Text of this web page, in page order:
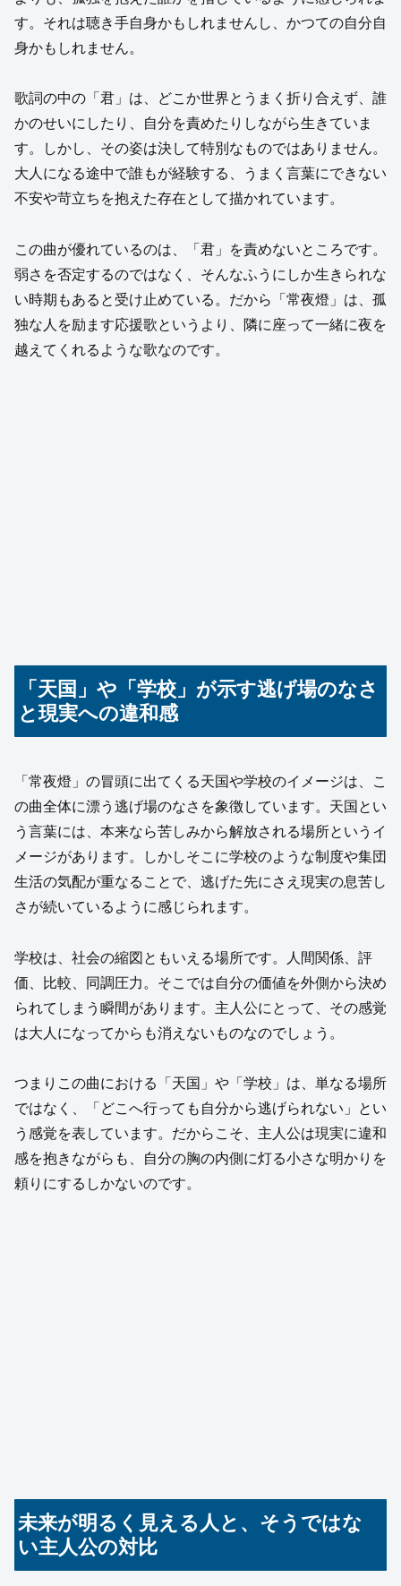
す。それは聴き手自身かもしれませんし、かつての自分自
身かもしれません。
歌詞の中の「君」は、どこか世界とうまく折り合えず、誰
かのせいにしたり、自分を責めたりしながら生きていま
す。しかし、その姿は決して特別なものではありません。
大人になる途中で誰もが経験する、うまく言葉にできない
不安や苛立ちを抱えた存在として描かれています。
この曲が優れているのは、「君」を責めないところです。
弱さを否定するのではなく、そんなふうにしか生きられな
い時期もあると受け止めている。だから「常夜燈」は、孤
独な人を励ます応援歌というより、隣に座って一緒に夜を
越えてくれるような歌なのです。
「天国」や「学校」が示す逃げ場のなさ
と現実への違和感
「常夜燈」の冒頭に出てくる天国や学校のイメージは、こ
の曲全体に漂う逃げ場のなさを象徴しています。天国とい
う言葉には、本来なら苦しみから解放される場所というイ
メージがあります。しかしそこに学校のような制度や集団
生活の気配が重なることで、逃げた先にさえ現実の息苦し
さが続いているように感じられます。
学校は、社会の縮図ともいえる場所です。人間関係、評
価、比較、同調圧力。そこでは自分の価値を外側から決め
られてしまう瞬間があります。主人公にとって、その感覚
は大人になってからも消えないものなのでしょう。
つまりこの曲における「天国」や「学校」は、単なる場所
ではなく、「どこへ行っても自分から逃げられない」とい
う感覚を表しています。だからこそ、主人公は現実に違和
感を抱きながらも、自分の胸の内側に灯る小さな明かりを
頼りにするしかないのです。
未来が明るく見える人と、そうではな
い主人公の対比